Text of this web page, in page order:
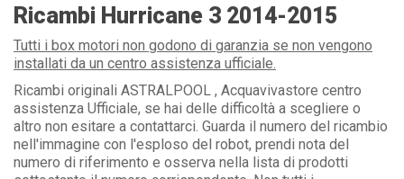
Ricambi Hurricane 3 2014-2015
Tutti i box motori non godono di garanzia se non vengono
installati da un centro assistenza ufficiale.
Ricambi originali ASTRALPOOL , Acquavivastore centro
assistenza Ufficiale, se hai delle difficoltà a scegliere o
altro non esitare a contattarci. Guarda il numero del ricambio
nell'immagine con l'esploso del robot, prendi nota del
numero di riferimento e osserva nella lista di prodotti